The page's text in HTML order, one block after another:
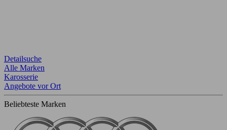
Detailsuche
Alle Marken
Karosserie
Angebote vor Ort
Beliebteste Marken